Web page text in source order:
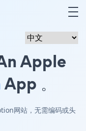
Apple
App 。
网站，无需编码或头